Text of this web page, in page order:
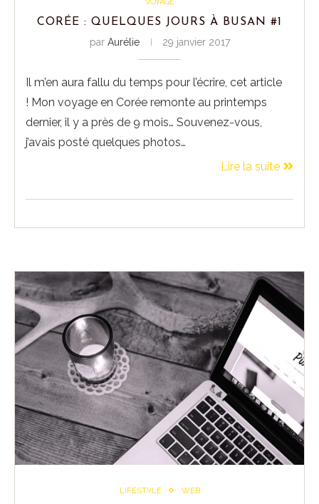
CORÉE : QUELQUES JOURS À BUSAN #1
par Aurélie 29 janvier 2017
Il m’en aura fallu du temps pour l’écrire, cet article
! Mon voyage en Corée remonte au printemps
dernier, il y a près de 9 mois… Souvenez-vous,
j’avais posté quelques photos…
Lire la suite
LIFESTYLE WEB